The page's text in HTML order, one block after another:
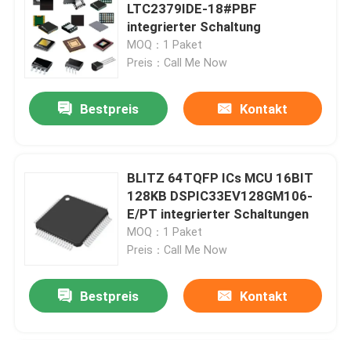
Kontakte
Produkte
LTC2379IDE-18#PBF
integrierter Schaltung
MOQ：1 Paket
Preis：Call Me Now
Bestpreis Kontakt
BLITZ 64TQFP ICs MCU 16BIT
128KB DSPIC33EV128GM106-
E/PT integrierter Schaltungen
MOQ：1 Paket
Preis：Call Me Now
Bestpreis Kontakt